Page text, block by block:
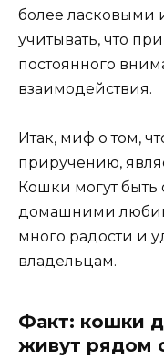
более ласковыми
учитывать, что
постоянного
взаимодействия.
Итак, миф о том,
приручению,
Кошки могут
домашними
много радости и
владельцам.
Факт: кошки
живут рядом